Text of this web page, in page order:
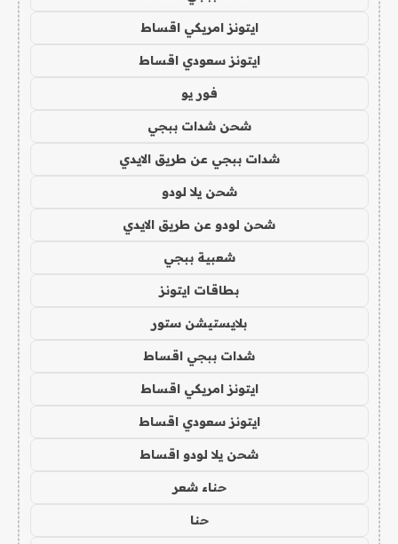
ايتونز امريكي اقساط
ايتونز سعودي اقساط
فور يو
شحن شدات ببجي
شدات ببجي عن طريق الايدي
شحن يلا لودو
شحن لودو عن طريق الايدي
شعبية ببجي
بطاقات ايتونز
بلايستيشن ستور
شدات ببجي اقساط
ايتونز امريكي اقساط
ايتونز سعودي اقساط
شحن يلا لودو اقساط
حناء شعر
حنا